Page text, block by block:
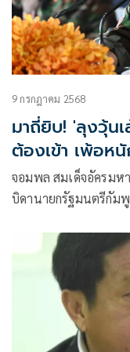
9 กรกฎาคม 2568
มาถี่ยิบ! 'ลุงวุ้น
ต้องเข้า เพ้อห
อาจรัก 'ฮุนเซน'
จอมพล สมเด็จอัครมห
บิดานายกรัฐมนตรีกัม